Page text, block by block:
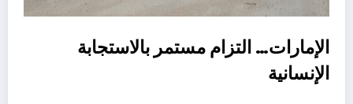
الإمارات… التزام مستمر بالاستجابة
الإنسانية